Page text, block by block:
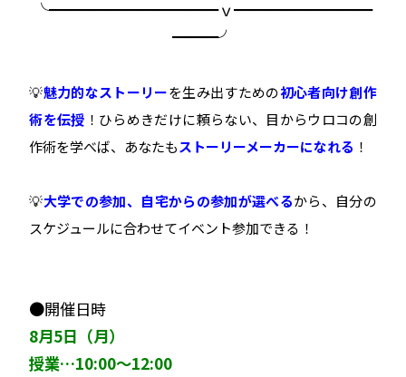
╰━━━━━━━━━━━ｖ━━━━━━━━━
━━━╯
💡魅力的なストーリーを生み出すための初心者向け創作
術を伝授 ！ひらめきだけに頼らない、目からウロコの創
作術を学べば、あなたもストーリーメーカーになれる ！
💡大学での参加、自宅からの参加が選べるから、自分の
スケジュールに合わせてイベント参加できる！
●開催日時
8月5日（月）
授業…10:00〜12:00